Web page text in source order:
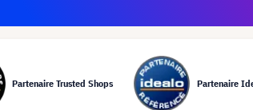
Partenaire Trusted Shops Partenaire